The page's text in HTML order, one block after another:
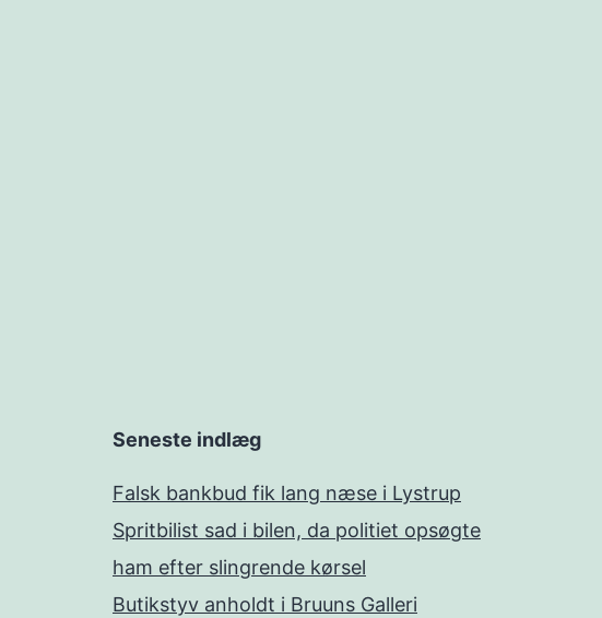
Seneste indlæg
Falsk bankbud fik lang næse i Lystrup
Spritbilist sad i bilen, da politiet opsøgte
ham efter slingrende kørsel
Butikstyv anholdt i Bruuns Galleri